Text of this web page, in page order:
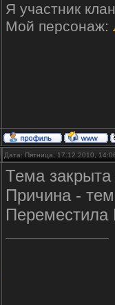
Я участник
Мой персонаж:
Дата: Пятница, 17.12.2010,
Тема
Причина -
Переместила